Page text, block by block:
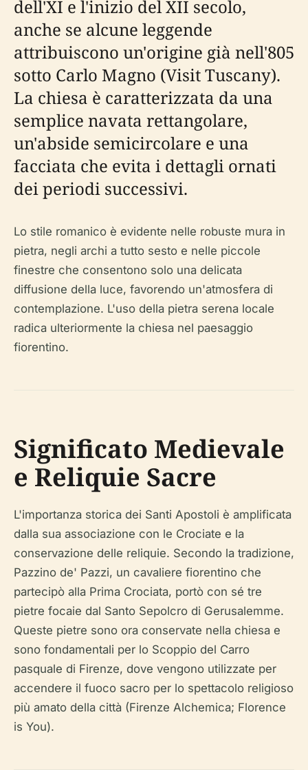
dell'XI e l'inizio del XII secolo,
anche se alcune leggende
attribuiscono un'origine già nell'805
sotto Carlo Magno (Visit Tuscany).
La chiesa è caratterizzata da una
semplice navata rettangolare,
un'abside semicircolare e una
facciata che evita i dettagli ornati
dei periodi successivi.
Lo stile romanico è evidente nelle robuste mura in
pietra, negli archi a tutto sesto e nelle piccole
finestre che consentono solo una delicata
diffusione della luce, favorendo un'atmosfera di
contemplazione. L'uso della pietra serena locale
radica ulteriormente la chiesa nel paesaggio
fiorentino.
Significato Medievale
e Reliquie Sacre
L'importanza storica dei Santi Apostoli è amplificata
dalla sua associazione con le Crociate e la
conservazione delle reliquie. Secondo la tradizione,
Pazzino de' Pazzi, un cavaliere fiorentino che
partecipò alla Prima Crociata, portò con sé tre
pietre focaie dal Santo Sepolcro di Gerusalemme.
Queste pietre sono ora conservate nella chiesa e
sono fondamentali per lo Scoppio del Carro
pasquale di Firenze, dove vengono utilizzate per
accendere il fuoco sacro per lo spettacolo religioso
più amato della città (Firenze Alchemica; Florence
is You).